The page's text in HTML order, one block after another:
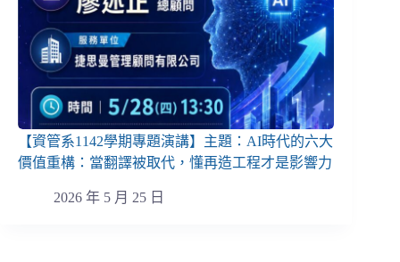
【資管系1142學期專題演講】主題：AI時代的六大
價值重構：當翻譯被取代，懂再造工程才是影響力
2026 年 5 月 25 日